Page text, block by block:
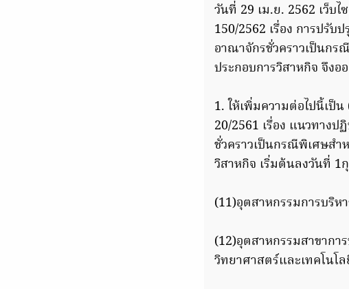
วันที่ 29 เม.ย. 2562 เว็บ
150/2562 เรื่อง การปรับ
อาณาจักรชั่วคราวเป็นก
ประกอบการวิสาหกิจ จึงอ
1. ให้เพิ่มความต่อไปนี้เป็
20/2561 เรื่อง แนวทาง
ชั่วคราวเป็นกรณีพิเศษส
วิสาหกิจ เริ่มต้นลงวันที่
(11)อุตสาหกรรมการบริ
(12)อุตสาหกรรมสาขาก
วิทยาศาสตร์และเทคโนโ